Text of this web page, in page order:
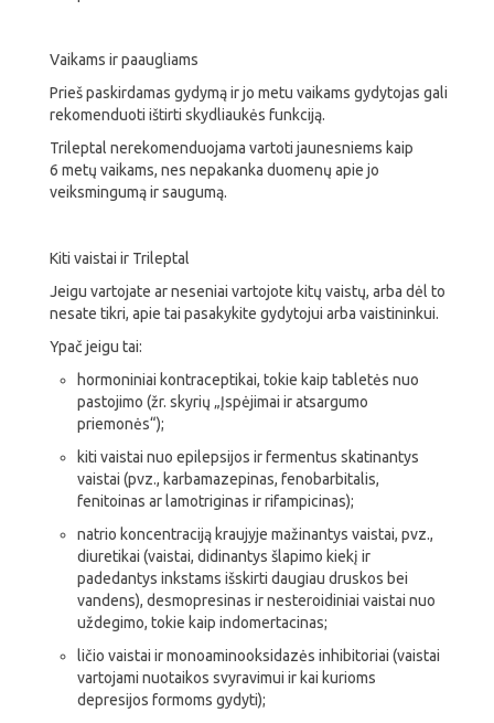
Vaikams ir paaugliams
Prieš paskirdamas gydymą ir jo metu vaikams gydytojas gali
rekomenduoti ištirti skydliaukės funkciją.
Trileptal nerekomenduojama vartoti jaunesniems kaip
6 metų vaikams, nes nepakanka duomenų apie jo
veiksmingumą ir saugumą.
Kiti vaistai ir Trileptal
Jeigu vartojate ar neseniai vartojote kitų vaistų, arba dėl to
nesate tikri, apie tai pasakykite gydytojui arba vaistininkui.
Ypač jeigu tai:
hormoniniai kontraceptikai, tokie kaip tabletės nuo
pastojimo (žr. skyrių „Įspėjimai ir atsargumo
priemonės“);
kiti vaistai nuo epilepsijos ir fermentus skatinantys
vaistai (pvz., karbamazepinas, fenobarbitalis,
fenitoinas ar lamotriginas ir rifampicinas);
natrio koncentraciją kraujyje mažinantys vaistai, pvz.,
diuretikai (vaistai, didinantys šlapimo kiekį ir
padedantys inkstams išskirti daugiau druskos bei
vandens), desmopresinas ir nesteroidiniai vaistai nuo
uždegimo, tokie kaip indomertacinas;
ličio vaistai ir monoaminooksidazės inhibitoriai (vaistai
vartojami nuotaikos svyravimui ir kai kurioms
depresijos formoms gydyti);